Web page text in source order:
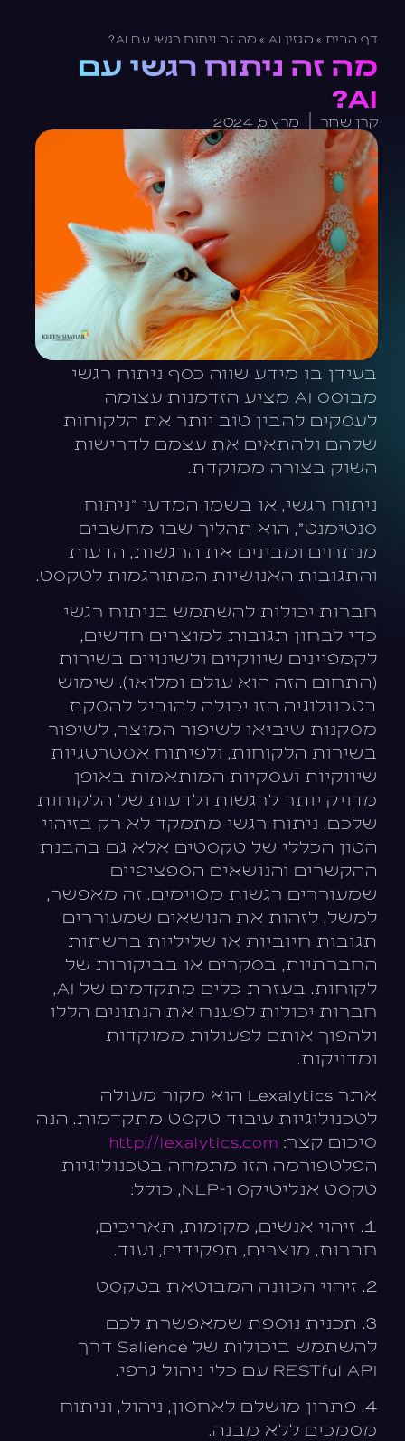
דף הבית » מגזין AI » מה זה ניתוח רגשי עם AI?
מה זה ניתוח רגשי עם
AI?
קרן שחר מרץ 5, 2024
בעידן בו מידע שווה כסף ניתוח רגשי
מבוסס AI מציע הזדמנות עצומה
לעסקים להבין טוב יותר את הלקוחות
שלהם ולהתאים את עצמם לדרישות
השוק בצורה ממוקדת.
ניתוח רגשי, או בשמו המדעי "ניתוח
סנטימנט", הוא תהליך שבו מחשבים
מנתחים ומבינים את הרגשות, הדעות
והתגובות האנושיות המתורגמות לטקסט.
חברות יכולות להשתמש בניתוח רגשי
כדי לבחון תגובות למוצרים חדשים,
לקמפיינים שיווקיים ולשינויים בשירות
(התחום הזה הוא עולם ומלואו). שימוש
בטכנולוגיה הזו יכולה להוביל להסקת
מסקנות שיביאו לשיפור המוצר, לשיפור
בשירות הלקוחות, ולפיתוח אסטרטגיות
שיווקיות ועסקיות המותאמות באופן
מדויק יותר לרגשות ולדעות של הלקוחות
שלכם. ניתוח רגשי מתמקד לא רק בזיהוי
הטון הכללי של טקסטים אלא גם בהבנת
ההקשרים והנושאים הספציפיים
שמעוררים רגשות מסוימים. זה מאפשר,
למשל, לזהות את הנושאים שמעוררים
תגובות חיוביות או שליליות ברשתות
החברתיות, בסקרים או בביקורות של
לקוחות. בעזרת כלים מתקדמים של AI,
חברות יכולות לפענח את הנתונים הללו
ולהפוך אותם לפעולות ממוקדות
ומדויקות.
אתר Lexalytics הוא מקור מעולה
לטכנולוגיות עיבוד טקסט מתקדמות. הנה
סיכום קצר:
http://lexalytics.com
הפלטפורמה הזו מתמחה בטכנולוגיות
טקסט אנליטיקס ו-NLP, כולל:
1. זיהוי אנשים, מקומות, תאריכים,
חברות, מוצרים, תפקידים, ועוד.
2. זיהוי הכוונה המבוטאת בטקסט
3. תכנית נוספת שמאפשרת לכם
להשתמש ביכולות של Salience דרך
RESTful API עם כלי ניהול גרפי.
4. פתרון מושלם לאחסון, ניהול, וניתוח
מסמכים ללא מבנה.